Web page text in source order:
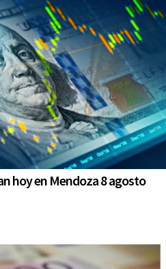
hoy en Mendoza 8 agosto